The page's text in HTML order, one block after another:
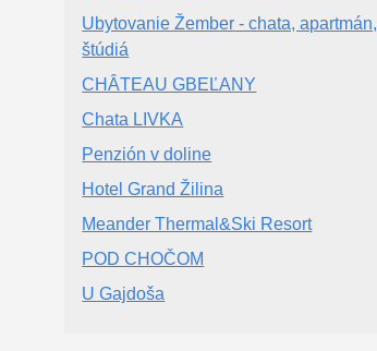
Ubytovanie Žember - chata, apartmán,
štúdiá
CHÂTEAU GBEĽANY
Chata LIVKA
Penzión v doline
Hotel Grand Žilina
Meander Thermal&Ski Resort
POD CHOČOM
U Gajdoša